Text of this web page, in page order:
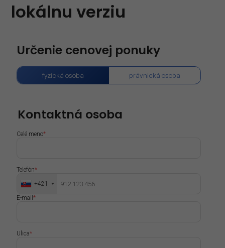
lokálnu verziu
Určenie cenovej ponuky
fyzická osoba právnická osoba
Kontaktná osoba
Celé meno*
Telefón*
+421
E-mail *
Ulica*